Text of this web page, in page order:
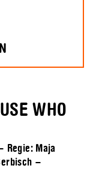
WHO
Regie: Maja
–